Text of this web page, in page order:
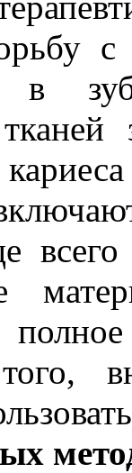
с
в